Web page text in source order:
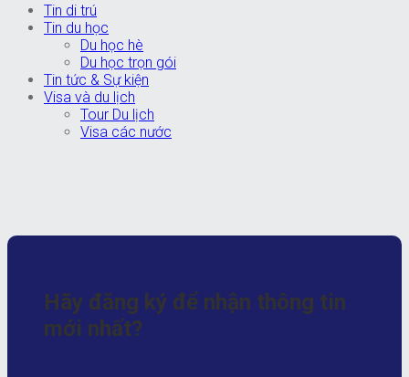
Tin di trú
Tin du học
Du học hè
Du học trọn gói
Tin tức & Sự kiện
Visa và du lịch
Tour Du lịch
Visa các nước
Hãy đăng ký để nhận thông tin
mới nhất?